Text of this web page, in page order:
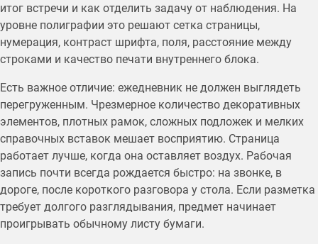
итог встречи и как отделить задачу от наблюдения. На
уровне полиграфии это решают сетка страницы,
нумерация, контраст шрифта, поля, расстояние между
строками и качество печати внутреннего блока.
Есть важное отличие: ежедневник не должен выглядеть
перегруженным. Чрезмерное количество декоративных
элементов, плотных рамок, сложных подложек и мелких
справочных вставок мешает восприятию. Страница
работает лучше, когда она оставляет воздух. Рабочая
запись почти всегда рождается быстро: на звонке, в
дороге, после короткого разговора у стола. Если разметка
требует долгого разглядывания, предмет начинает
проигрывать обычному листу бумаги.